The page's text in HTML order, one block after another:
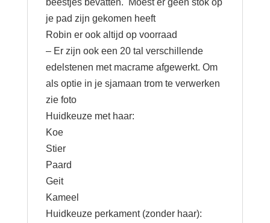
beestjes bevatten. Moest er geen stok op
je pad zijn gekomen heeft
Robin er ook altijd op voorraad
– Er zijn ook een 20 tal verschillende
edelstenen met macrame afgewerkt. Om
als optie in je sjamaan trom te verwerken
zie foto
Huidkeuze met haar:
Koe
Stier
Paard
Geit
Kameel
Huidkeuze perkament (zonder haar):